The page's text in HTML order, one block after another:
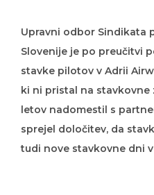
Upravni odbor Sindikata
Slovenije je po preučitvi
stavke pilotov v Adrii
ki ni pristal na stavkovne
letov nadomestil s
sprejel določitev, da
tudi nove stavkovne dni